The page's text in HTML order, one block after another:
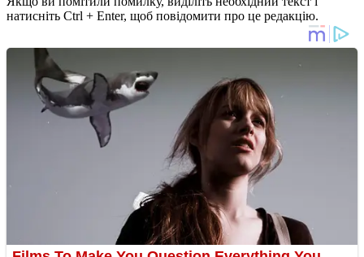
натисніть Ctrl + Enter, щоб повідомити про це редакцію.